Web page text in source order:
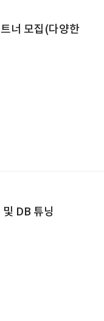
너 모집(다양한
DB 튜닝